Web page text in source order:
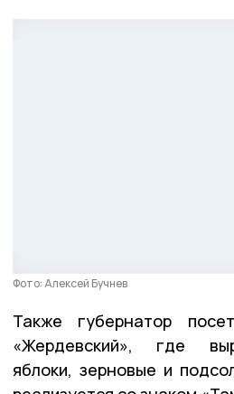
Фото: Алексей Бучнев
Также губернатор
«Жердевский», где
яблоки, зерновые и